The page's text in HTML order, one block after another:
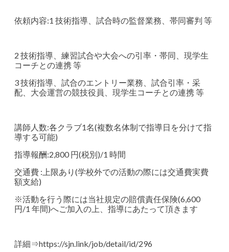
依頼内容:1 技術指導、試合時の監督業務、帯同審判 等
2 技術指導、練習試合や大会への引率・帯同、現学生
コーチとの連携 等
3 技術指導、試合のエントリー業務、試合引率・采
配、大会運営の競技役員、現学生コーチとの連携 等
講師人数:各クラブ1名(複数名体制で指導日を分けて指
導する可能)
指導報酬:2,800 円(税別)/1 時間
交通費 :上限あり(学校外での活動の際には交通費実費
額支給)
※活動を行う際には当社規定の賠償責任保険(6,600
円/1 年間)へご加入の上、指導にあたって頂きます
詳細⇒https://sjn.link/job/detail/id/296